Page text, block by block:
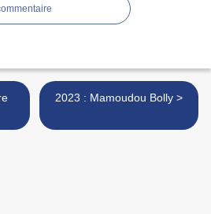
2023 : Mamoudou Bolly >